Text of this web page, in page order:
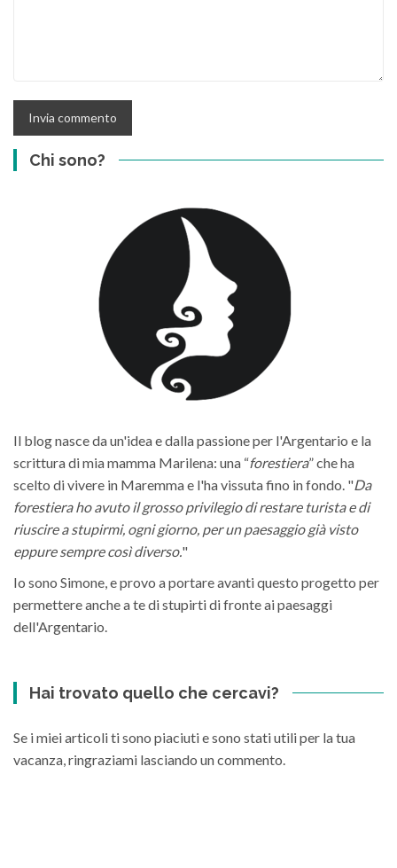
Chi sono?
Il blog nasce da un'idea e dalla passione per l'Argentario e la
scrittura di mia mamma Marilena: una “forestiera” che ha
scelto di vivere in Maremma e l'ha vissuta fino in fondo. "Da
forestiera ho avuto il grosso privilegio di restare turista e di
riuscire a stupirmi, ogni giorno, per un paesaggio già visto
eppure sempre così diverso."
Io sono Simone, e provo a portare avanti questo progetto per
permettere anche a te di stupirti di fronte ai paesaggi
dell'Argentario.
Hai trovato quello che cercavi?
Se i miei articoli ti sono piaciuti e sono stati utili per la tua
vacanza, ringraziami lasciando un commento.